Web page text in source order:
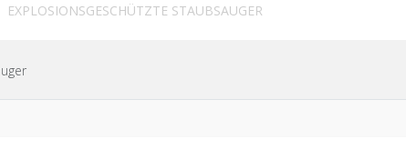
EXPLOSIONSGESCHÜTZTE STAUBSAUGER